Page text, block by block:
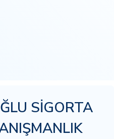
SİGORTA